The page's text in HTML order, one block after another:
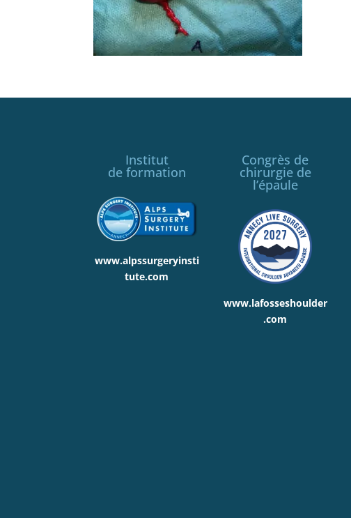
Institut
de formation
www.alpssurgeryinsti
tute.com
Congrès de
chirurgie de
l’épaule
www.lafosseshoulder
.com